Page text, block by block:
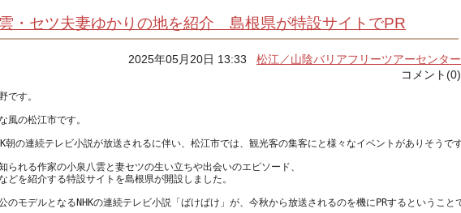
・セツ夫妻ゆかりの地を紹介 島根県が特設サイトでPR
2025年05月20日 13:33松江／山陰バリアフリーツアーセンター
コメント(0)
風の松江市です。
られる作家の小泉八雲と妻セツの生い立ちや出会いのエピソード、